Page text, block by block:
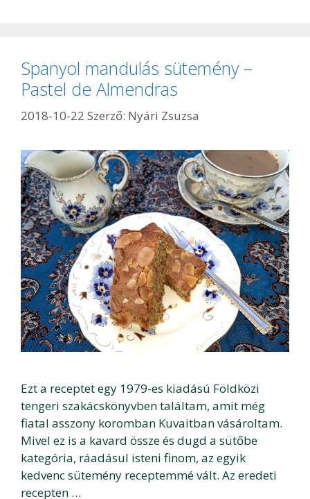
Spanyol mandulás sütemény –
Pastel de Almendras
2018-10-22 Szerző: Nyári Zsuzsa
Ezt a receptet egy 1979-es kiadású Földközi
tengeri szakácskönyvben találtam, amit még
fiatal asszony koromban Kuvaitban vásároltam.
Mivel ez is a kavard össze és dugd a sütőbe
kategória, ráadásul isteni finom, az egyik
kedvenc sütemény receptemmé vált. Az eredeti
recepten …